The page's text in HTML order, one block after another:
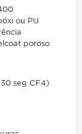
ou PU
poroso
seg CF4)